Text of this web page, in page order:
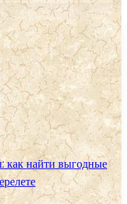
как найти выгодные